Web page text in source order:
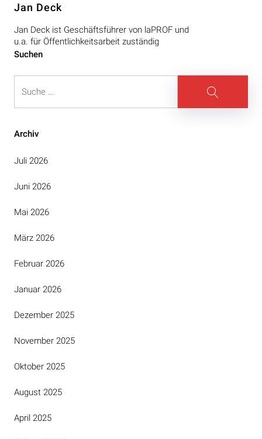
Jan Deck
Jan Deck ist Geschäftsführer von laPROF und
u.a. für Öffentlichkeitsarbeit zuständig
Beitragsnavigation
Suchen
Suche
Archiv
Juli 2026
Juni 2026
Mai 2026
März 2026
Februar 2026
Januar 2026
Dezember 2025
November 2025
Oktober 2025
August 2025
April 2025